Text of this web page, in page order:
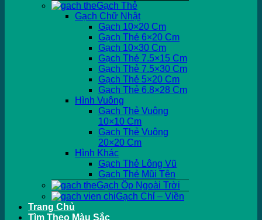
Gạch Thẻ
Gạch Chữ Nhật
Gạch 10×20 Cm
Gạch Thẻ 6×20 Cm
Gạch 10×30 Cm
Gạch Thẻ 7.5×15 Cm
Gạch Thẻ 7.5×30 Cm
Gạch Thẻ 5×20 Cm
Gạch Thẻ 6.8×28 Cm
Hình Vuông
Gạch Thẻ Vuông
10×10 Cm
Gạch Thẻ Vuông
20×20 Cm
Hình Khác
Gạch Thẻ Lông Vũ
Gạch Thẻ Mũi Tên
Gạch Ốp Ngoài Trời
Gạch Chỉ – Viền
Trang Chủ
Tìm Theo Màu Sắc